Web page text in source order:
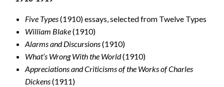
Five Types(1910) essays, selected from Twelve Types
William Blake(1910)
Alarms and Discursions(1910)
What’s Wrong With the World(1910)
Appreciations and Criticisms of the Works of Charles
Dickens(1911)